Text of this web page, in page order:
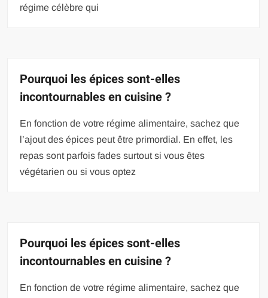
régime célèbre qui
Pourquoi les épices sont-elles
incontournables en cuisine ?
En fonction de votre régime alimentaire, sachez que
l’ajout des épices peut être primordial. En effet, les
repas sont parfois fades surtout si vous êtes
végétarien ou si vous optez
Pourquoi les épices sont-elles
incontournables en cuisine ?
En fonction de votre régime alimentaire, sachez que